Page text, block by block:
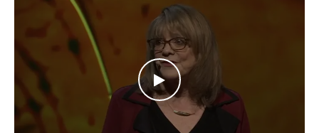
WATCH THE VIDEO